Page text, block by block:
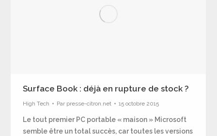
Surface Book : déjà en rupture de stock ?
High Tech Par presse-citron.net 15 octobre 2015
Le tout premier PC portable « maison » Microsoft
semble être un total succès, car toutes les versions